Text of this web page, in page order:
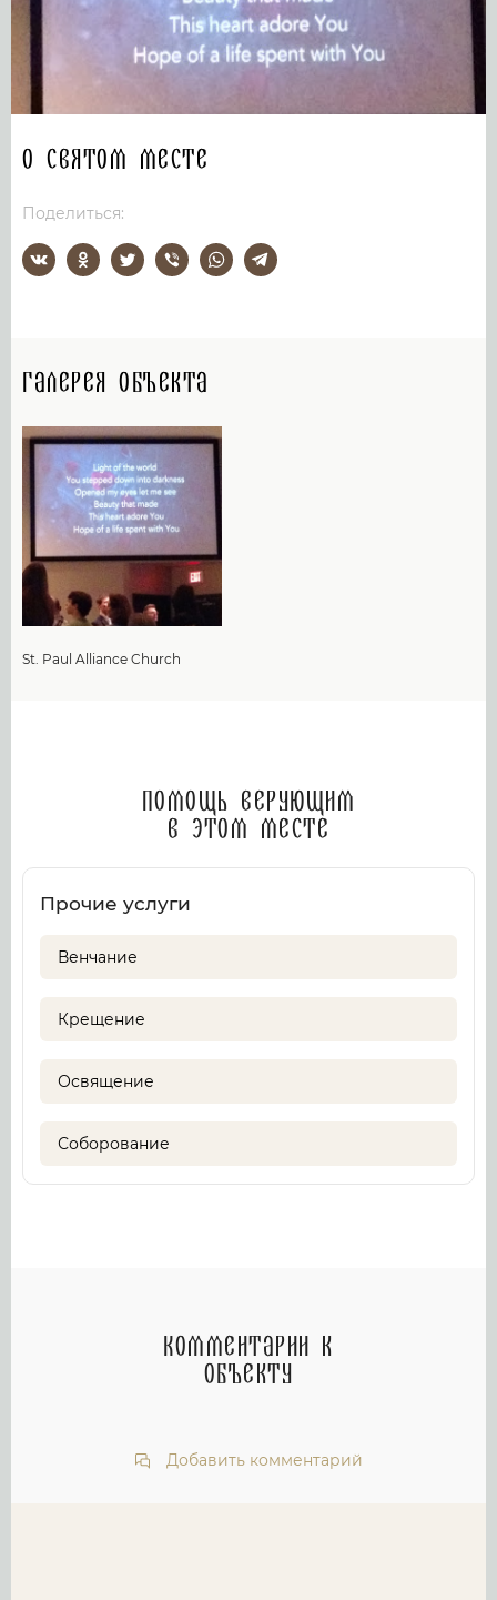
О святом месте
Поделиться:
Галерея объекта
St. Paul Alliance Church
Помощь верующим
в этом месте
Прочие услуги
Венчание
Крещение
Освящение
Соборование
Комментарии к
объекту
Добавить комментарий